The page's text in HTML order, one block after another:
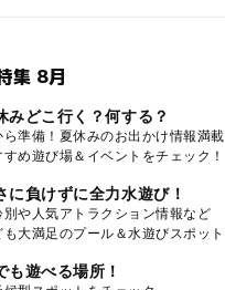
集 8月
みどこ行く？何する？
ら準備！夏休みのお出かけ情報満載
すめ遊び場＆イベントをチェック！
に負けずに全力水遊び！
別や人気アトラクション情報など
も大満足のプール＆水遊びスポット
も遊べる場所！